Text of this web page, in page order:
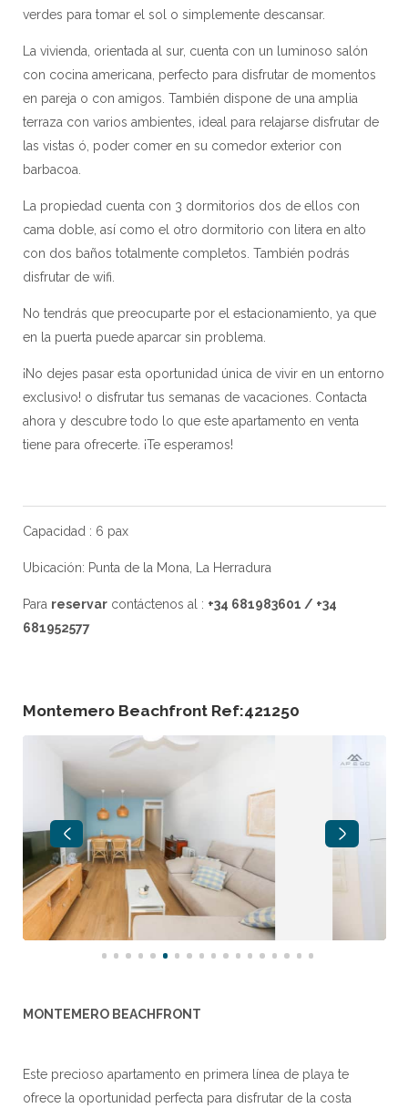
verdes para tomar el sol o simplemente descansar.
La vivienda, orientada al sur, cuenta con un luminoso salón
con cocina americana, perfecto para disfrutar de momentos
en pareja o con amigos. También dispone de una amplia
terraza con varios ambientes, ideal para relajarse disfrutar de
las vistas ó, poder comer en su comedor exterior con
barbacoa.
La propiedad cuenta con 3 dormitorios dos de ellos con
cama doble, así como el otro dormitorio con litera en alto
con dos baños totalmente completos. También podrás
disfrutar de wifi.
No tendrás que preocuparte por el estacionamiento, ya que
en la puerta puede aparcar sin problema.
¡No dejes pasar esta oportunidad única de vivir en un entorno
exclusivo! o disfrutar tus semanas de vacaciones. Contacta
ahora y descubre todo lo que este apartamento en venta
tiene para ofrecerte. ¡Te esperamos!
Capacidad : 6 pax
Ubicación: Punta de la Mona, La Herradura
Para reservarcontáctenos al : +34 681983601 / +34
681952577
Montemero Beachfront Ref:421250
MONTEMERO BEACHFRONT
Este precioso apartamento en primera línea de playa te
ofrece la oportunidad perfecta para disfrutar de la costa